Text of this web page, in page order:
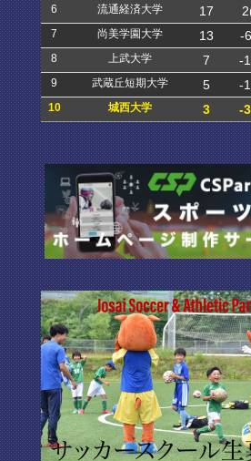
6 流通経済大学 17
7 尚美学園大学 13 -
8 上武大学 7 -
9 武蔵丘短期大学 5 -
10 城西大学 3 -